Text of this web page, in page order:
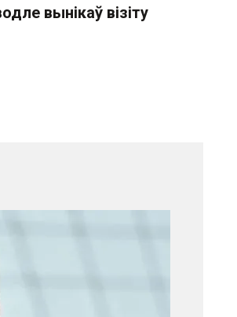
вынікаў візіту